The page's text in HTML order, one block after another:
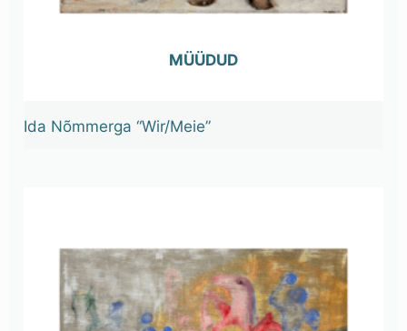
OUT OF STOCK
Ida Nõmmerga “Wir/Meie”